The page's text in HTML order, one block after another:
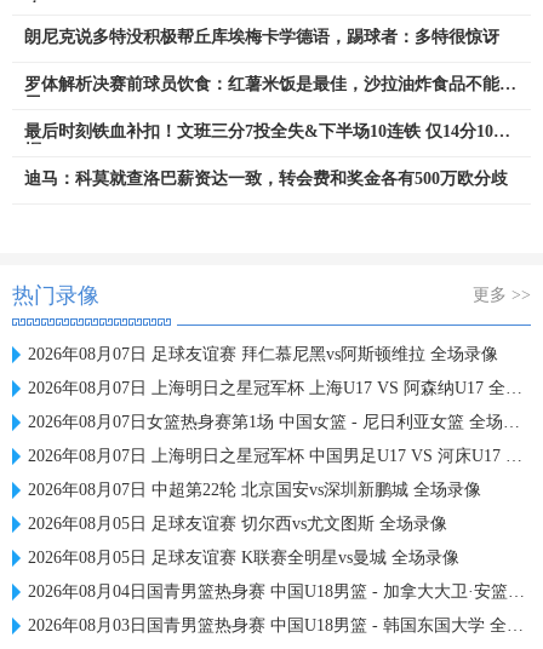
朗尼克说多特没积极帮丘库埃梅卡学德语，踢球者：多特很惊讶
罗体解析决赛前球员饮食：红薯米饭是最佳，沙拉油炸食品不能食
最后时刻铁血补扣！文班三分7投全失&下半场10连铁 仅14分10板0
迪马：科莫就查洛巴薪资达一致，转会费和奖金各有500万欧分歧
热门录像 更多 >>
2026年08月07日 足球友谊赛 拜仁慕尼黑vs阿斯顿维拉 全场录像
2026年08月07日 上海明日之星冠军杯 上海U17 VS 阿森纳U17 全场录像
2026年08月07日女篮热身赛第1场 中国女篮 - 尼日利亚女篮 全场录像
2026年08月07日 上海明日之星冠军杯 中国男足U17 VS 河床U17 全场录像
2026年08月07日 中超第22轮 北京国安vs深圳新鹏城 全场录像
2026年08月05日 足球友谊赛 切尔西vs尤文图斯 全场录像
2026年08月05日 足球友谊赛 K联赛全明星vs曼城 全场录像
2026年08月04日国青男篮热身赛 中国U18男篮 - 加拿大大卫·安篮球学院 全场录像
2026年08月03日国青男篮热身赛 中国U18男篮 - 韩国东国大学 全场录像